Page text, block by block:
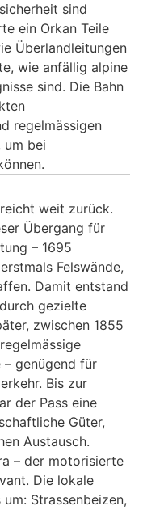
sind
ein Orkan Teile
Überlandleitungen
wie anfällig alpine
sind. Die Bahn
regelmässigen
um bei
weit zurück.
Übergang für
– 1695
Felswände,
Damit entstand
gezielte
zwischen 1855
– genügend für
Bis zur
der Pass eine
Güter,
Austausch.
– der motorisierte
Die lokale
Strassenbeizen,